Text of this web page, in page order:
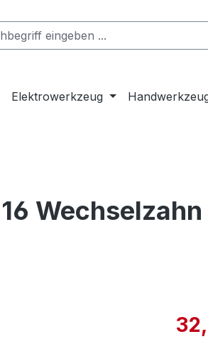
Elektrowerkzeug
Wechselzahn